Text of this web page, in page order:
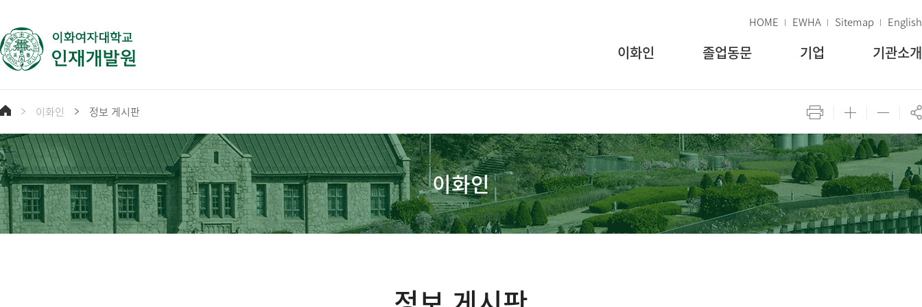
HOME EWHA Sitemap English
이화인 졸업동문 기업 기관소개
이화인 정보 게시판
이화인